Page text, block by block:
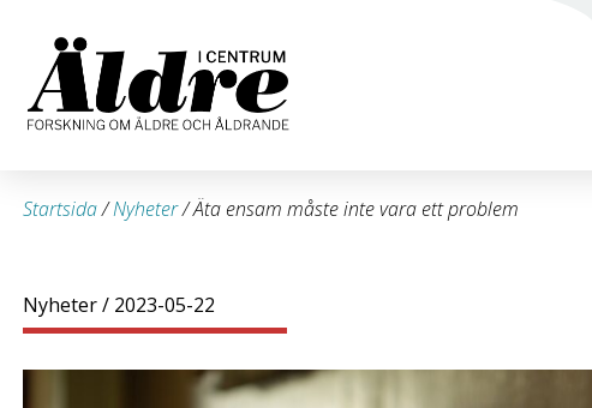
Startsida/Nyheter/Äta ensam måste inte vara ett problem
Nyheter/ 2023-05-22